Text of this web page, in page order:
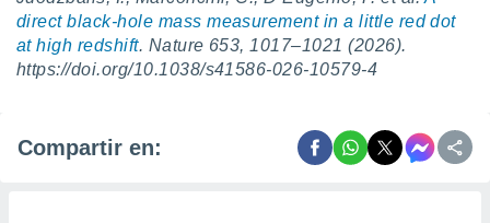
direct black-hole mass measurement in a little red dot
at high redshift. Nature 653, 1017–1021 (2026).
https://doi.org/10.1038/s41586-026-10579-4
Compartir en: